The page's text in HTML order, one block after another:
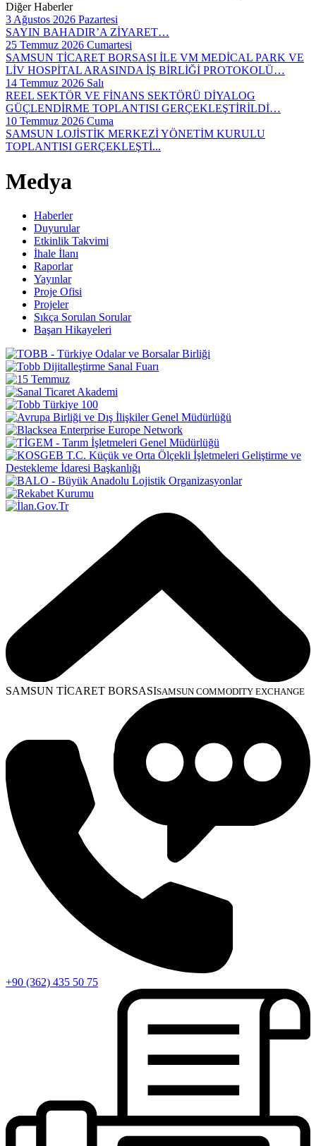
Diğer Haberler
3 Ağustos 2026 Pazartesi
SAYIN BAHADIR’A ZİYARET…
25 Temmuz 2026 Cumartesi
SAMSUN TİCARET BORSASI İLE VM MEDİCAL PARK VE
LİV HOSPİTAL ARASINDA İŞ BİRLİĞİ PROTOKOLÜ…
14 Temmuz 2026 Salı
REEL SEKTÖR VE FİNANS SEKTÖRÜ DİYALOG
GÜÇLENDİRME TOPLANTISI GERÇEKLEŞTİRİLDİ…
10 Temmuz 2026 Cuma
SAMSUN LOJİSTİK MERKEZİ YÖNETİM KURULU
TOPLANTISI GERÇEKLEŞTİ...
Medya
Haberler
Duyurular
Etkinlik Takvimi
İhale İlanı
Raporlar
Yayınlar
Proje Ofisi
Projeler
Sıkça Sorulan Sorular
Başarı Hikayeleri
SAMSUN TİCARET BORSASISAMSUN COMMODITY EXCHANGE
+90 (362) 435 50 75